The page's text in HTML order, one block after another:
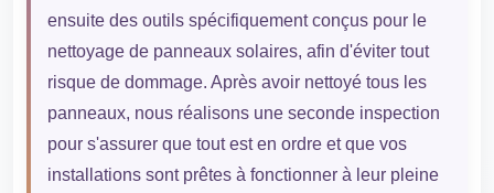
ensuite des outils spécifiquement conçus pour le
nettoyage de panneaux solaires, afin d'éviter tout
risque de dommage. Après avoir nettoyé tous les
panneaux, nous réalisons une seconde inspection
pour s'assurer que tout est en ordre et que vos
installations sont prêtes à fonctionner à leur pleine